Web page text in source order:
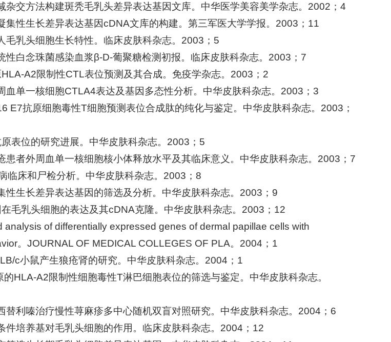
杂交方法构建斑秃毛乳头差异表达基因文库。中华医学美容美学杂志。2002；4
集性生长差异表达基因cDNA文库的构建。第三军医大学学报。2003；11
毛乳头细胞生长特性。临床皮肤科杂志。2003；5
性白念珠菌感染血浆β-D-葡聚糖检测初报。临床皮肤科杂志。2003；7
A2限制性CTL表位预测及其合成。免疫学杂志。2003；2
血单一核细胞CTLA4表达及基因多态性分析。中华皮肤科杂志。2003；3
E7抗原细胞毒性T细胞预测表位合成肽的纯化与鉴定。中华皮肤科杂志。2003；
表位的研究进展。中华皮肤科杂志。2003；5
患者外周血单一核细胞核小体释放水平及其临床意义。中华皮肤科杂志。2003；7
临床和尸检分析。中华皮肤科杂志。2003；8
性生长差异表达基因的筛选及分析。中华皮肤科杂志。2003；9
毛乳头细胞的表达及其cDNA克隆。中华皮肤科杂志。2003；12
analysis of differentially expressed genes of dermal papillae cells with
。JOURNAL OF MEDICAL COLLEGES OF PLA。2004；1
c小鼠产生狼疮肾的研究。中华皮肤科杂志。2004；1
HLA-A2限制性细胞毒性T淋巴细胞表位的筛选与鉴定。中华皮肤科杂志。
替利嗪治疗慢性荨麻疹多中心随机双盲对照研究。中华皮肤科杂志。2004；6
件培养基对毛乳头细胞的作用。临床皮肤科杂志。2004；12